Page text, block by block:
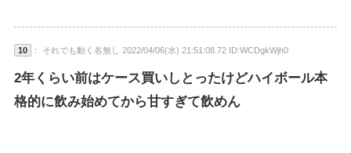
10 ： それでも動く名無し 2022/04/06(水) 21:51:08.72 ID:WCDgkWjh0
2年くらい前はケース買いしとったけどハイボール本
格的に飲み始めてから甘すぎて飲めん